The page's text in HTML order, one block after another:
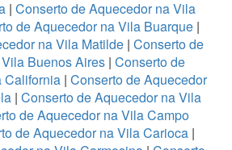
| Conserto de Aquecedor na Vila
de Aquecedor na Vila Buarque |
na Vila Matilde | Conserto de
Buenos Aires| Conserto de
California | Conserto de Aquecedor
| Conserto de Aquecedor na Vila
de Aquecedor na Vila Campo
de Aquecedor na Vila Carioca |